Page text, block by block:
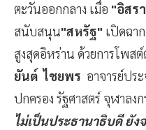
ตะวันออกกลาง เมื่อ "อิสร
สนับสนุน"สหรัฐ" เปิดฉา
สูงสุดอิหร่าน ด้วยการโพสต์
ยันต์ ไชยพร อาจารย์ปร
ปกครอง รัฐศาสตร์ จุฬาลง
ไม่เป็นประธานาธิบดี ยั